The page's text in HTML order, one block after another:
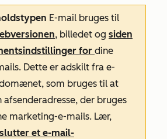
E-mail bruges til
, billedet og siden
for dine
Dette er adskilt fra e-
som bruges til at
afsenderadresse, der bruges
marketing-e-mails. Lær,
et e-mail-